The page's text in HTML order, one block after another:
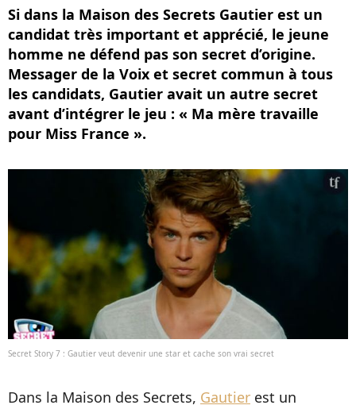
Si dans la Maison des Secrets Gautier est un
candidat très important et apprécié, le jeune
homme ne défend pas son secret d’origine.
Messager de la Voix et secret commun à tous
les candidats, Gautier avait un autre secret
avant d’intégrer le jeu : « Ma mère travaille
pour Miss France ».
Secret Story 7 : Gautier veut devenir une star et cache son vrai secret
Dans la Maison des Secrets, Gautier est un